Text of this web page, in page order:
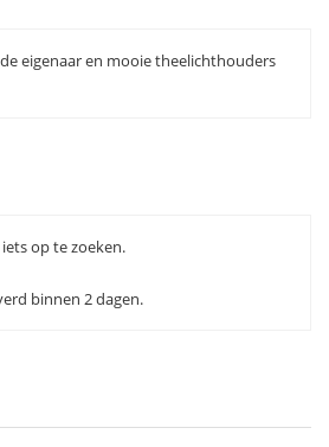
eigenaar en mooie theelichthouders
op te zoeken.
binnen 2 dagen.